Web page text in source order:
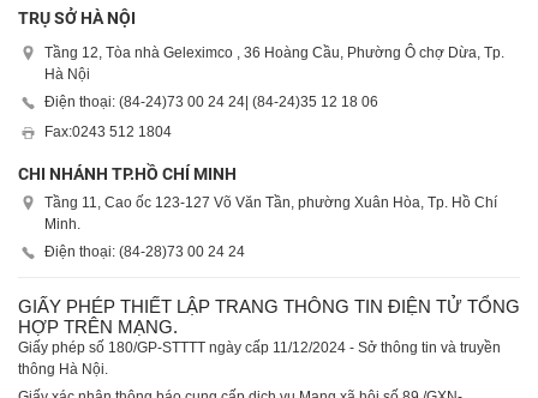
TRỤ SỞ HÀ NỘI
Tầng 12, Tòa nhà Geleximco , 36 Hoàng Cầu, Phường Ô chợ Dừa, Tp.
Hà Nội
Điện thoại: (84-24)73 00 24 24 | (84-24)35 12 18 06
Fax:0243 512 1804
CHI NHÁNH TP.HỒ CHÍ MINH
Tầng 11, Cao ốc 123-127 Võ Văn Tần, phường Xuân Hòa, Tp. Hồ Chí
Minh.
Điện thoại: (84-28)73 00 24 24
GIẤY PHÉP THIẾT LẬP TRANG THÔNG TIN ĐIỆN TỬ TỔNG
HỢP TRÊN MẠNG.
Giấy phép số 180/GP-STTTT ngày cấp 11/12/2024 - Sở thông tin và truyền
thông Hà Nội.